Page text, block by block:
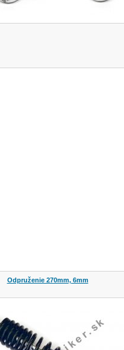
Odpruženie 270mm, 6mm